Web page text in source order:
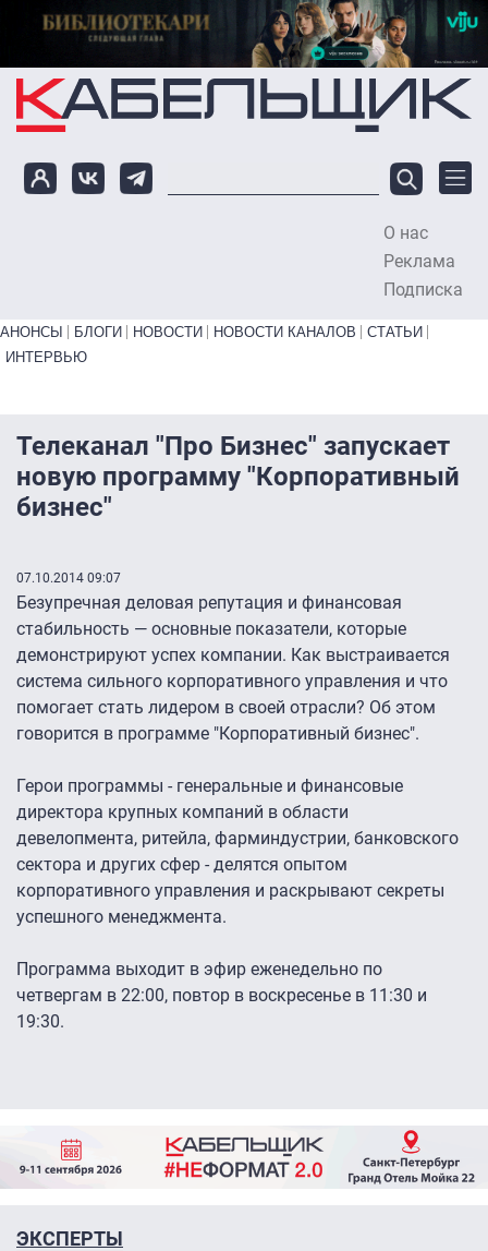
Перейти к основному содержанию
О нас
Реклама
Подписка
Primary links bottom
АНОНСЫ БЛОГИ НОВОСТИ НОВОСТИ КАНАЛОВ
СТАТЬИ
ИНТЕРВЬЮ
Телеканал "Про Бизнес" запускает
новую программу "Корпоративный
бизнес"
07.10.2014 09:07
Безупречная деловая репутация и финансовая
стабильность — основные показатели, которые
демонстрируют успех компании. Как выстраивается
система сильного корпоративного управления и что
помогает стать лидером в своей отрасли? Об этом
говорится в программе "Корпоративный бизнес".
Герои программы - генеральные и финансовые
директора крупных компаний в области
девелопмента, ритейла, фарминдустрии, банковского
сектора и других сфер - делятся опытом
корпоративного управления и раскрывают секреты
успешного менеджмента.
Программа выходит в эфир еженедельно по
четвергам в 22:00, повтор в воскресенье в 11:30 и
19:30.
ЭКСПЕРТЫ